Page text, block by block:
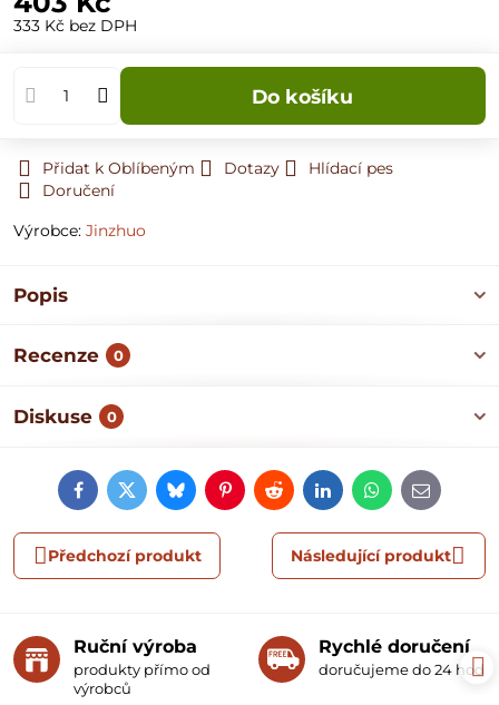
333 Kč bez DPH
Do košíku
Přidat k Oblíbeným Dotazy
Hlídací pes
Doručení
Výrobce: Jinzhuo
Popis
Recenze 0
Diskuse 0
FacebookTwitterBlueskyPinterestRedditLinkedInWhatsApp
E-
mail
Předchozí produkt Následující produkt
Ruční výroba
produkty přímo od
výrobců
Rychlé doručení
doručujeme do 24 hodin